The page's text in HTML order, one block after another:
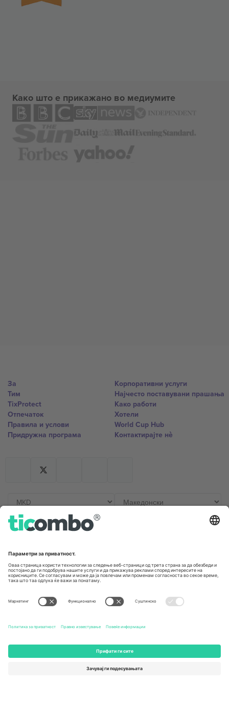
Како што е прикажано во медиумите
За
Тим
TixProtect
Отпечаток
Правила и услови
Придружна програма
Корпоративни услуги
Најчесто поставувани прашања
Како работи
Хотели
World Cup Hub
Контактирајте нѐ
Unter den Linden 24, 10117
Berlin, Germany
167 City Road, London, Greater
Kingdom
Newark, Delaware 19713, United
States
Engelberg, Switzerland